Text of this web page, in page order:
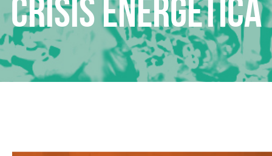
Crisis energética